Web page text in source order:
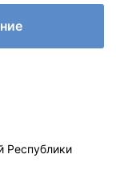
Республики